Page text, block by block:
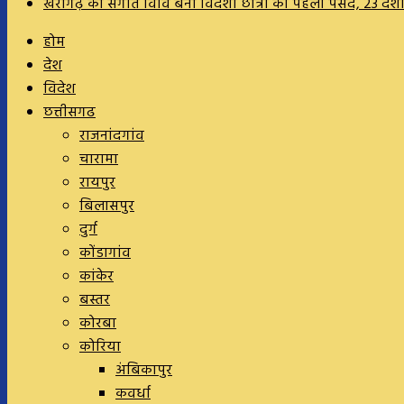
होम
देश
विदेश
छत्तीसगढ
राजनांदगांव
चारामा
रायपुर
बिलासपुर
दुर्ग
कोंडागांव
कांकेर
बस्तर
कोरबा
कोरिया
अंबिकापुर
कवर्धा